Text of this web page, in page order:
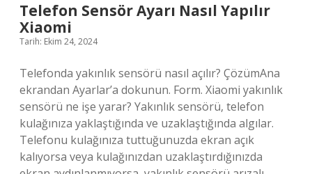
Telefon Sensör Ayarı Nasıl Yapılır
Xiaomi
Tarih: Ekim 24, 2024
Telefonda yakınlık sensörü nasıl açılır? ÇözümAna
ekrandan Ayarlar’a dokunun. Form. Xiaomi yakınlık
sensörü ne işe yarar? Yakınlık sensörü, telefon
kulağınıza yaklaştığında ve uzaklaştığında algılar.
Telefonu kulağınıza tuttuğunuzda ekran açık
kalıyorsa veya kulağınızdan uzaklaştırdığınızda